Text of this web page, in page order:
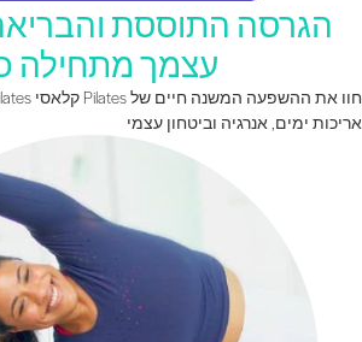
הגרסה התוססת
עצמך מתחילה
ימים, אנרגיה וביטחון עצמי